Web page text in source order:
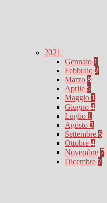
2021
Gennaio 1
Febbraio 2
Marzo 8
Aprile 5
Maggio 1
Giugno 4
Luglio 1
Agosto 3
Settembre 6
Ottobre 4
Novembre 7
Dicembre 7